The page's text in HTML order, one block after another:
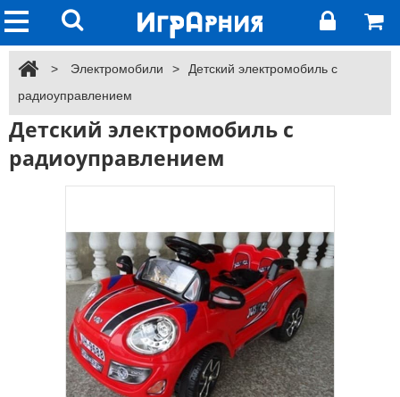
> Электромобили >
Детский электромобиль с
радиоуправлением
Детский электромобиль с
радиоуправлением